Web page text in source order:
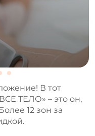
В тот
ТЕЛО» – это он,
12 зон за